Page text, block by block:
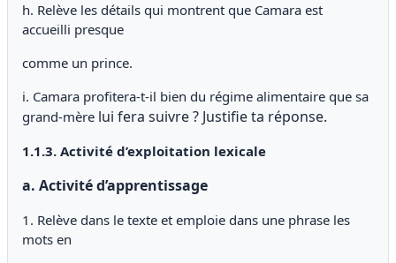
h. Relève les détails qui montrent que Camara est
accueilli presque
comme un prince.
i. Camara profitera-t-il bien du régime alimentaire que sa
grand-mère lui fera suivre ? Justifie ta réponse.
1.1.3. Activité d’exploitation lexicale
a. Activité d’apprentissage
1. Relève dans le texte et emploie dans une phrase les
mots en